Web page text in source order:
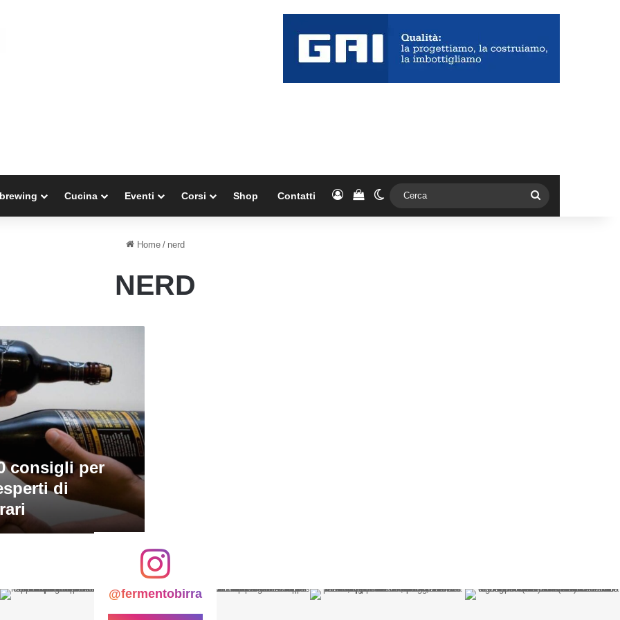
Cucina Eventi Corsi Shop Contatti AccediVedi il carrello
Cambia aspetto
Home / nerd
NERD
consigli per
di
@fermentobirra